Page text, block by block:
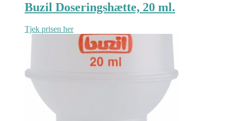
Buzil Doseringshætte, 20 ml.
Tjek prisen her